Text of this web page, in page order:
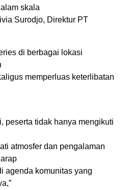
skala
Surodjo, Direktur PT
di berbagai lokasi
memperluas keterlibatan
peserta tidak hanya mengikuti
atmosfer dan pengalaman
agenda komunitas yang